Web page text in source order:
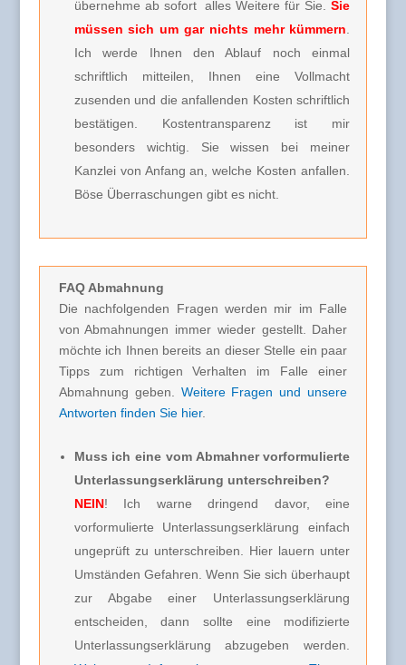
übernehme ab sofort alles Weitere für Sie.Sie
müssen sich um gar nichts mehr kümmern
Ich werde Ihnen den Ablauf noch einmal
schriftlich mitteilen, Ihnen eine Vollmacht
zusenden und die anfallenden Kosten schriftlich
bestätigen. Kostentransparenz ist mir
besonders wichtig. Sie wissen bei meiner
Kanzlei von Anfang an, welche Kosten anfallen.
Böse Überraschungen gibt es nicht.
FAQ Abmahnung
Die nachfolgenden Fragen werden mir im Falle
von Abmahnungen immer wieder gestellt. Daher
möchte ich Ihnen bereits an dieser Stelle ein paar
Tipps zum richtigen Verhalten im Falle einer
Abmahnung geben. Weitere Fragen und unsere
Antworten finden Sie hier.
Muss ich eine vom Abmahner vorformulierte
Unterlassungserklärung unterschreiben?
NEIN! Ich warne dringend davor, eine
vorformulierte Unterlassungserklärung einfach
ungeprüft zu unterschreiben. Hier lauern unter
Umständen Gefahren. Wenn Sie sich überhaupt
zur Abgabe einer Unterlassungserklärung
entscheiden, dann sollte eine modifizierte
Unterlassungserklärung abzugeben werden.